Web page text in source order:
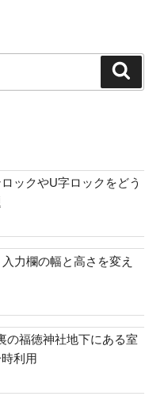
ックやU字ロックをどう
力欄の幅と高さを変え
の福徳神社地下にある室
利用